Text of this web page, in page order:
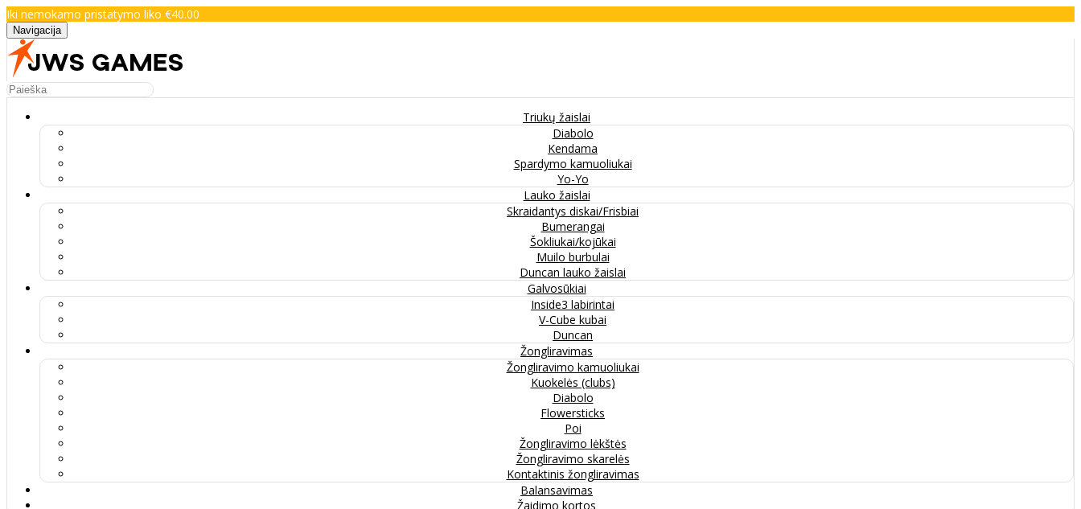
Iki nemokamo pristatymo liko €40.00
Navigacija
Triukų žaislai
Diabolo
Kendama
Spardymo kamuoliukai
Yo-Yo
Lauko žaislai
Skraidantys diskai/Frisbiai
Bumerangai
Šokliukai/kojūkai
Muilo burbulai
Duncan lauko žaislai
Galvosūkiai
Inside3 labirintai
V-Cube kubai
Duncan
Žongliravimas
Žongliravimo kamuoliukai
Kuokelės (clubs)
Diabolo
Flowersticks
Poi
Žongliravimo lėkštės
Žongliravimo skarelės
Kontaktinis žongliravimas
Balansavimas
Žaidimo kortos